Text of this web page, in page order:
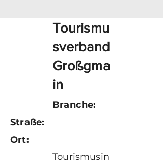
Tourismu
sverband
Großgma
in
Branche:
Straße:
Ort:
Tourismusin